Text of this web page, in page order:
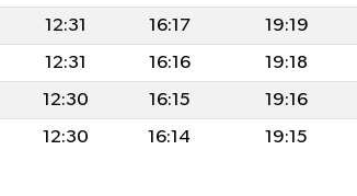
12:31 16:17 19:19
12:31 16:16 19:18
12:30 16:15 19:16
12:30 16:14 19:15